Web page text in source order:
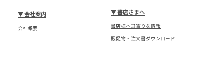
▼書店さまへ
書店様へ耳寄りな情報
販促物・注文書ダウンロード
▼会社案内
会社概要